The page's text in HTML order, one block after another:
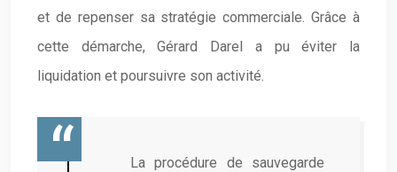
et de repenser sa stratégie commerciale. Grâce à
cette démarche, Gérard Darel a pu éviter la
liquidation et poursuivre son activité.
La procédure de sauvegarde